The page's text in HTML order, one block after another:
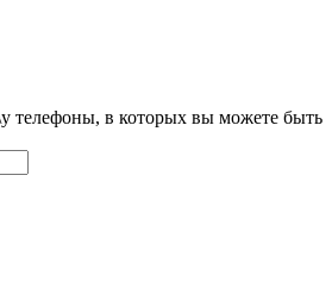
телефоны, в которых вы можете быть